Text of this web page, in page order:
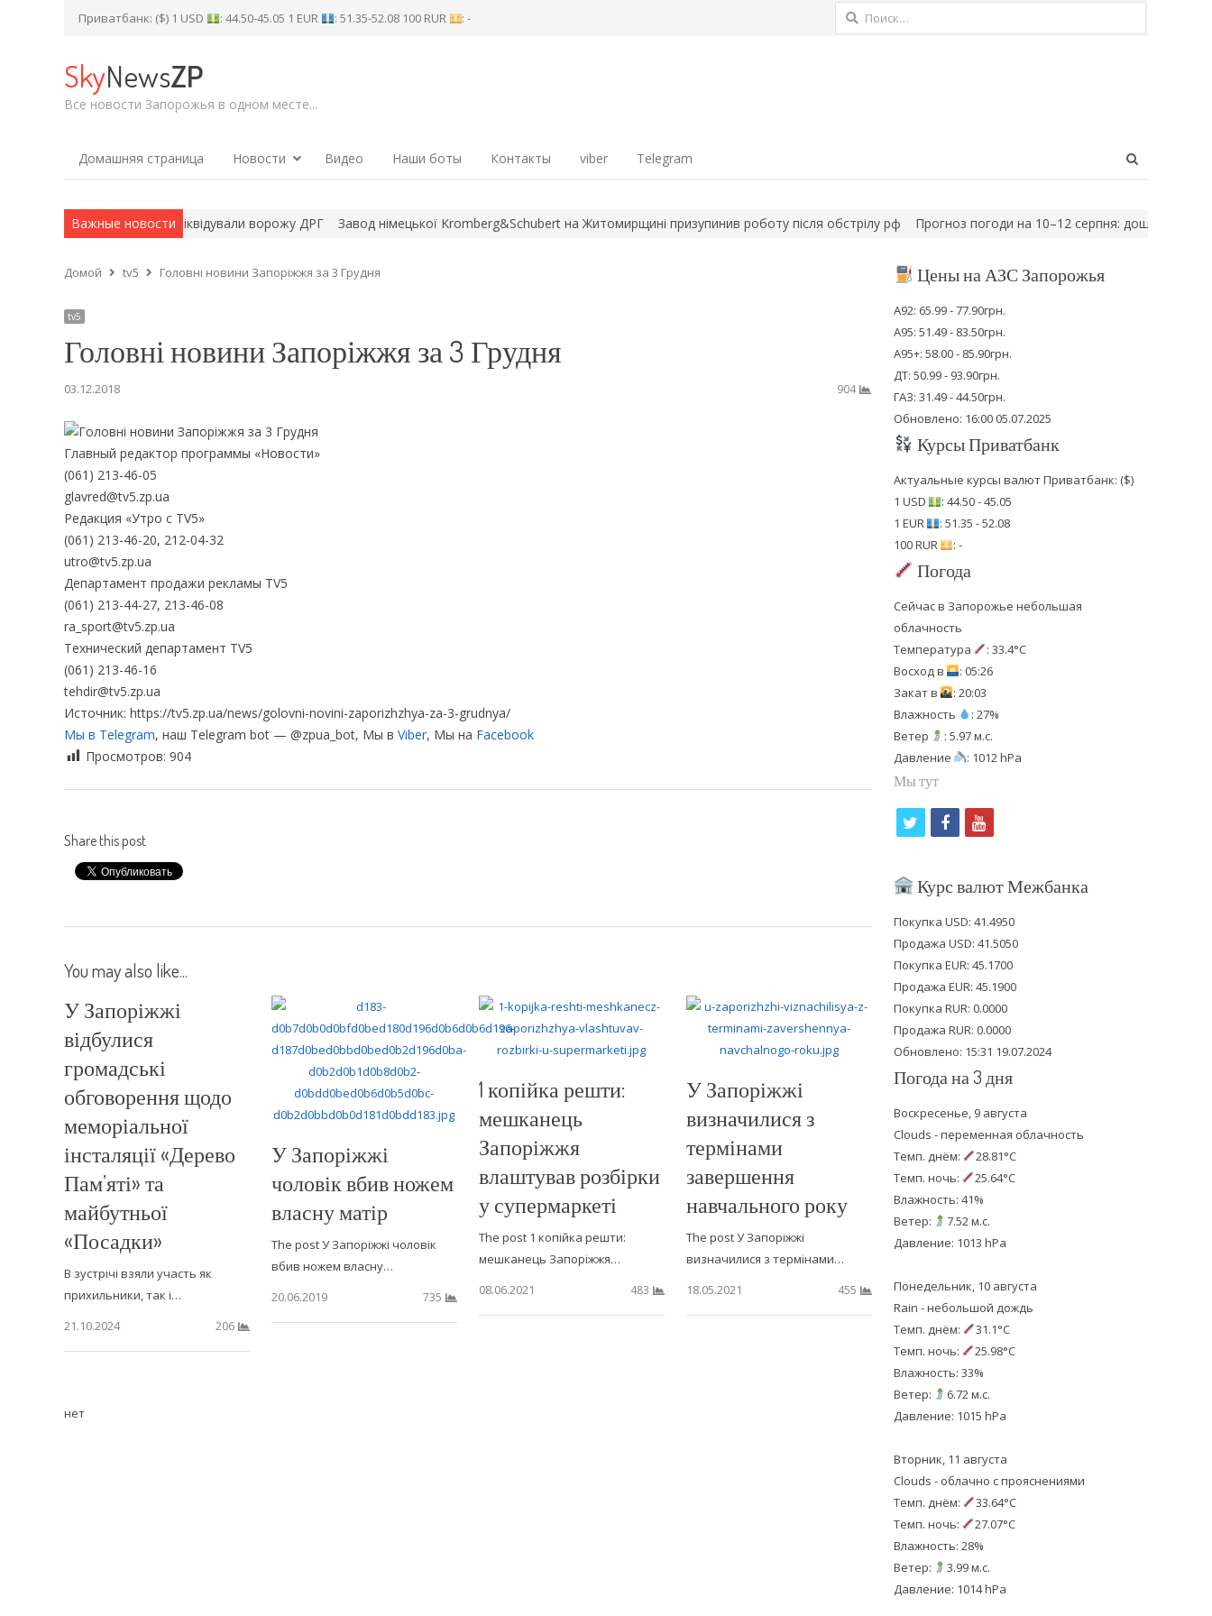
Приватбанк: ($) 1 USD : 44.50-45.05 1 EUR : 51.35-52.08 100 RUR : - Найти:
SkyNewsZP
Все новости Запорожья в одном месте...
Домашняя страница Новости Видео Наши боты Контакты viber Telegram
Важные новости
Оріхова захисники ліквідували ворожу ДРГ Завод німецької Kromberg&Schubert на Житомирщині призупинив роботу після обстрілу рф Прогноз погоди на 10–12 серпня: дощу не буде, але є…
Домой tv5 Головні новини Запоріжжя за 3 Грудня
tv5
Головні новини Запоріжжя за 3 Грудня
03.12.2018 904
Главный редактор программы «Новости»
(061) 213-46-05
glavred@tv5.zp.ua
Редакция «Утро с TV5»
(061) 213-46-20, 212-04-32
utro@tv5.zp.ua
Департамент продажи рекламы TV5
(061) 213-44-27, 213-46-08
ra_sport@tv5.zp.ua
Технический департамент TV5
(061) 213-46-16
tehdir@tv5.zp.ua
Источник: https://tv5.zp.ua/news/golovni-novini-zaporizhzhya-za-3-grudnya/
Мы в Telegram, наш Telegram bot — @zpua_bot, Мы в Viber, Мы на Facebook
Просмотров: 904
Share this post
You may also like...
У Запоріжжі
відбулися
громадські
обговорення щодо
меморіальної
інсталяції «Дерево
Пам’яті» та
майбутньої
«Посадки»
В зустрічі взяли участь як
прихильники, так і…
21.10.2024
206
У Запоріжжі
чоловік вбив ножем
власну матір
The post У Запоріжжі чоловік
вбив ножем власну…
20.06.2019
735
1 копійка решти:
мешканець
Запоріжжя
влаштував розбірки
у супермаркеті
The post 1 копійка решти:
мешканець Запоріжжя…
08.06.2021
483
У Запоріжжі
визначилися з
термінами
завершення
навчального року
The post У Запоріжжі
визначилися з термінами…
18.05.2021
455
нет
Цены на АЗС Запорожья
А92: 65.99 - 77.90грн.
А95: 51.49 - 83.50грн.
А95+: 58.00 - 85.90грн.
ДТ: 50.99 - 93.90грн.
ГАЗ: 31.49 - 44.50грн.
Обновлено: 16:00 05.07.2025
Курсы Приватбанк
Актуальные курсы валют Приватбанк: ($)
1 USD
: 44.50 - 45.05
1 EUR
: 51.35 - 52.08
100 RUR
: -
Погода
Сейчас в Запорожье небольшая
облачность
Температура
: 33.4°C
Восход в
: 05:26
Закат в
: 20:03
Влажность
: 27%
Ветер
: 5.97 м.с.
Давление
: 1012 hPa
Мы тут
i
t
e
r
f
c
b
o
o
k
y
u
u
b
e
Курс валют Межбанка
Покупка USD: 41.4950
Продажа USD: 41.5050
Покупка EUR: 45.1700
Продажа EUR: 45.1900
Покупка RUR: 0.0000
Продажа RUR: 0.0000
Обновлено: 15:31 19.07.2024
Погода на 3 дня
Воскресенье, 9 августа
Clouds - переменная облачность
Темп. днём:
28.81°C
Темп. ночь:
25.64°C
Влажность: 41%
Ветер:
7.52 м.с.
Давление: 1013 hPa
Понедельник, 10 августа
Rain - небольшой дождь
Темп. днём:
31.1°C
Темп. ночь:
25.98°C
Влажность: 33%
Ветер:
6.72 м.с.
Давление: 1015 hPa
Вторник, 11 августа
Clouds - облачно с прояснениями
Темп. днём:
33.64°C
Темп. ночь:
27.07°C
Влажность: 28%
Ветер:
3.99 м.с.
Давление: 1014 hPa